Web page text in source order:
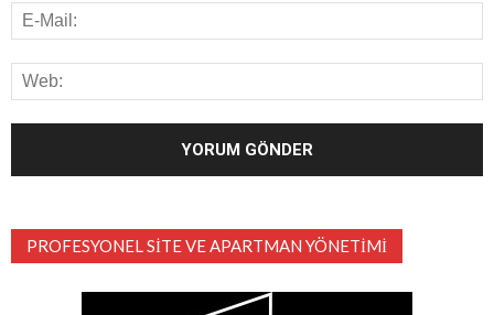
PROFESYONEL SITE VE APARTMAN YÖNETIMI